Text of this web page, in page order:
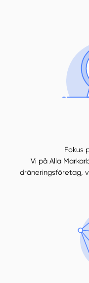
Fokus
Vi på Alla
dräneringsföretag,